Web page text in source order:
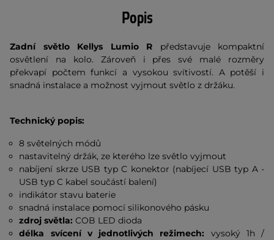
Popis
Zadní světlo Kellys Lumio R představuje kompaktní
osvětlení na kolo. Zároveň i přes své malé rozměry
překvapí počtem funkcí a vysokou svítivostí. A potěší i
snadná instalace a možnost vyjmout světlo z držáku.
Technický popis:
8 světelných módů
nastavitelný držák, ze kterého lze světlo vyjmout
nabíjení skrze USB typ C konektor (nabíjecí USB typ A -
USB typ C kabel součástí balení)
indikátor stavu baterie
snadná instalace pomocí silikonového pásku
zdroj světla:COB LED dioda
délka svícení v jednotlivých režimech: vysoký 1h /